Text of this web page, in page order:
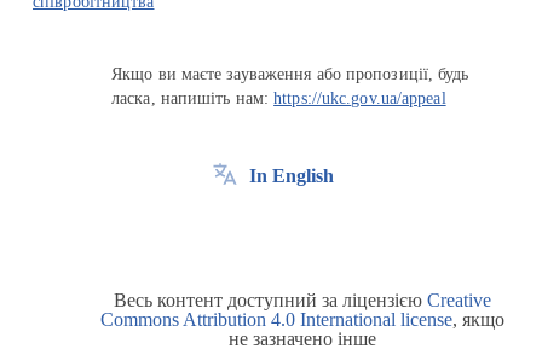
Якщо ви маєте зауваження або пропозиції, будь
ласка, напишіть нам:https://ukc.gov.ua/appeal
In English
Весь контент доступний за ліцензією Creative
Commons Attribution 4.0 International license, якщо
не зазначено інше